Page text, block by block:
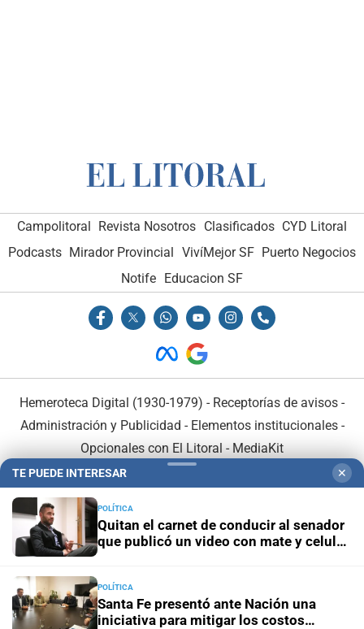
Campolitoral Revista Nosotros Clasificados CYD Litoral
Podcasts Mirador Provincial VivíMejor SF Puerto Negocios
Notife Educacion SF
Hemeroteca Digital (1930-1979) - Receptorías de avisos -
Administración y Publicidad - Elementos institucionales-
Opcionales con El Litoral - MediaKit
En Asociación con:
TE PUEDE INTERESAR ✕
POLÍTICA
Quitan el carnet de conducir al senador
que publicó un video con mate y celular
POLÍTICA
Santa Fe presentó ante Nación una
iniciativa para mitigar los costos